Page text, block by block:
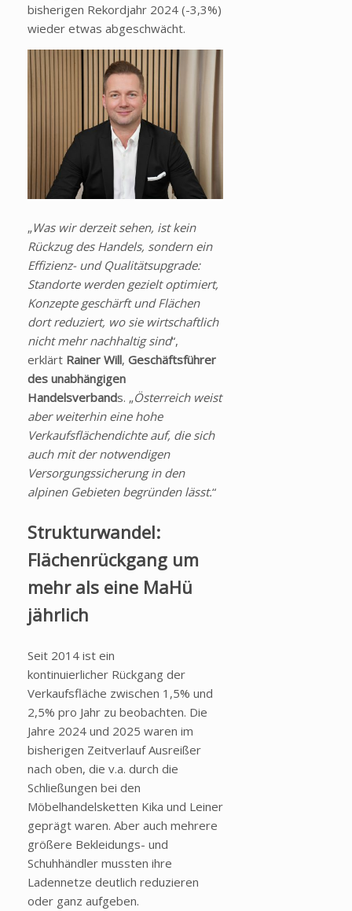
bisherigen Rekordjahr 2024 (-3,3%)
wieder etwas abgeschwächt.
„Was wir derzeit sehen, ist kein
Rückzug des Handels, sondern ein
Effizienz- und Qualitätsupgrade:
Standorte werden gezielt optimiert,
Konzepte geschärft und Flächen
dort reduziert, wo sie wirtschaftlich
nicht mehr nachhaltig sind“,
erklärt Rainer Will, Geschäftsführer
des unabhängigen
Handelsverbands. „Österreich weist
aber weiterhin eine hohe
Verkaufsflächendichte auf, die sich
auch mit der notwendigen
Versorgungssicherung in den
alpinen Gebieten begründen lässt.“
Strukturwandel:
Flächenrückgang um
mehr als eine MaHü
jährlich
Seit 2014 ist ein
kontinuierlicher Rückgang der
Verkaufsfläche zwischen 1,5% und
2,5% pro Jahr zu beobachten. Die
Jahre 2024 und 2025 waren im
bisherigen Zeitverlauf Ausreißer
nach oben, die v.a. durch die
Schließungen bei den
Möbelhandelsketten Kika und Leiner
geprägt waren. Aber auch mehrere
größere Bekleidungs- und
Schuhhändler mussten ihre
Ladennetze deutlich reduzieren
oder ganz aufgeben.